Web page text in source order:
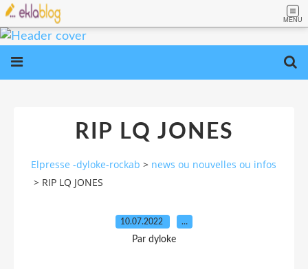
MENU
RIP LQ JONES
Elpresse -dyloke-rockab > news ou nouvelles ou infos
> RIP LQ JONES
10.07.2022 …
Par dyloke